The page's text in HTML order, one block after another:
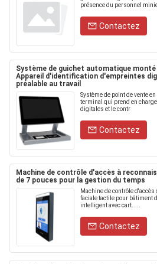
présence du personnel
Contactez
Système de guichet automatique monté
Appareil d'identification d'empreintes
préalable au travail
Système de point de vente
terminal qui prend en
digitales et le contr
Contactez
Machine de contrôle d'accès à
de 7 pouces pour la gestion du temps
Machine de contrôle
faciale tactile pour bâtiment
intelligent avec cart.....
Contactez